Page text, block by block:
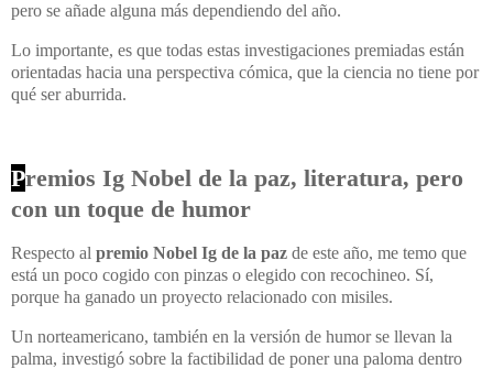
pero se añade alguna más dependiendo del año.
Lo importante, es que todas estas investigaciones premiadas están
orientadas hacia una perspectiva cómica, que la ciencia no tiene por
qué ser aburrida.
Premios Ig Nobel de la paz, literatura, pero
con un toque de humor
Respecto al premio Nobel Ig de la paz de este año, me temo que
está un poco cogido con pinzas o elegido con recochineo. Sí,
porque ha ganado un proyecto relacionado con misiles.
Un norteamericano, también en la versión de humor se llevan la
palma, investigó sobre la factibilidad de poner una paloma dentro